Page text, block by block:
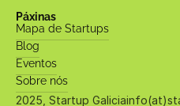
Páxinas
Mapa de Startups
Blog
Eventos
Sobre nós
2025, Startup Galicia